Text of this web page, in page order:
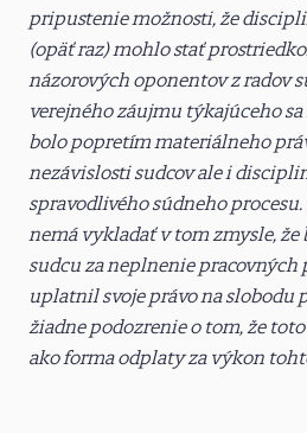
pripustenie možnosti, že
(opäť raz) mohlo stať
názorových oponentov z radov
verejného záujmu týkajúceho
bolo popretím materiálneho
nezávislosti sudcov ale i
spravodlivého súdneho procesu.
nemá vykladať v tom zmysle,
sudcu za neplnenie pracovných
uplatnil svoje právo na slobodu
žiadne podozrenie o tom, že
ako forma odplaty za výkon